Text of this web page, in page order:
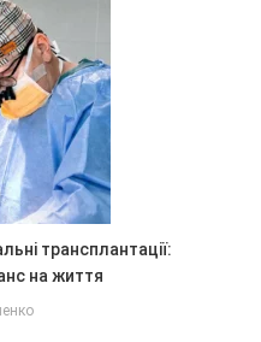
трансплантації:
на життя